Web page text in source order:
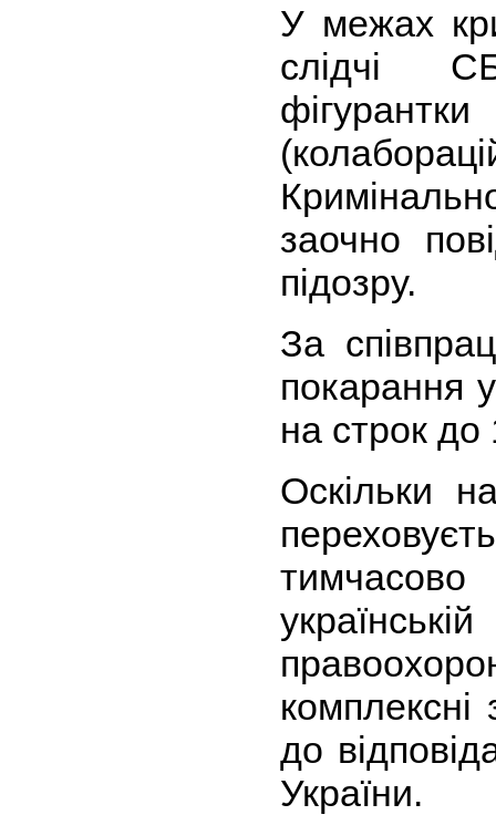
У межах
слідчі
заочно
підозру.
За
покарання
на строк до
Оскільки
комплексні
до
України.